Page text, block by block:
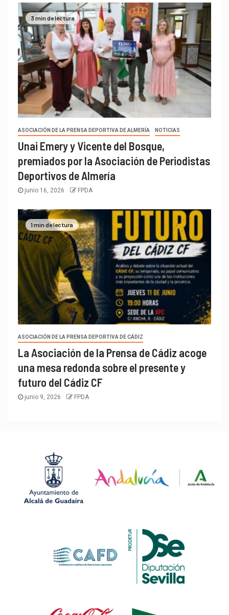
3 min de lectura
ASOCIACIÓN DE LA PRENSA DEPORTIVA DE ALMERÍA NOTICIAS
Unai Emery y Vicente del Bosque,
premiados por la Asociación de Periodistas
Deportivos de Almería
junio 16, 2026 FPDA
1 min de lectura
ASOCIACIÓN DE LA PRENSA DEPORTIVA DE CÁDIZ
La Asociación de la Prensa de Cádiz acoge
una mesa redonda sobre el presente y
futuro del Cádiz CF
junio 9, 2026 FPDA